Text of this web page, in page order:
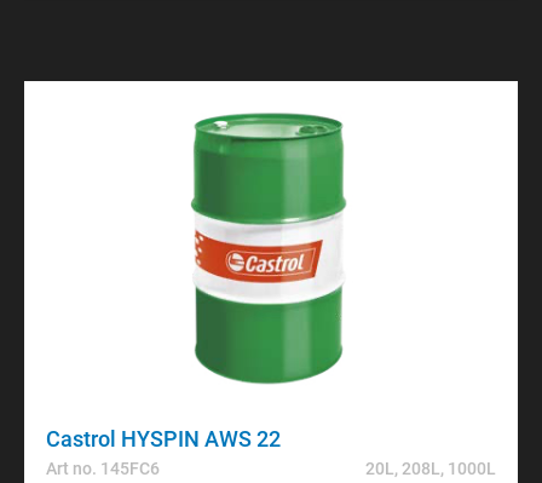
Castrol HYSPIN AWS 22
Art no. 145FC6 20L, 208L, 1000L